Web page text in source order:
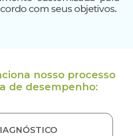
com seus objetivos.
nosso processo
de desempenho: